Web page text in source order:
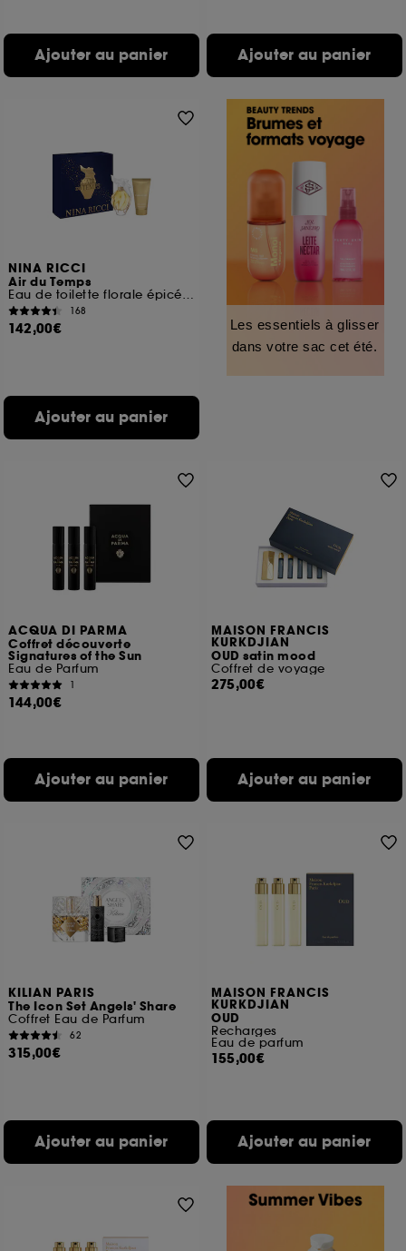
Ajouter au panier Ajouter au panier
NINA RICCI
Air du Temps
Eau de toilette florale épicée et lait pour le corps
168
142,00€
Ajouter au panier
Les essentiels à glisser
dans votre sac cet été.
ACQUA DI PARMA
Coffret découverte
Signatures of the Sun
Eau de Parfum
1
144,00€
Ajouter au panier
MAISON FRANCIS
KURKDJIAN
OUD satin mood
Coffret de voyage
275,00€
Ajouter au panier
KILIAN PARIS
The Icon Set Angels' Share
Coffret Eau de Parfum
62
315,00€
Ajouter au panier
MAISON FRANCIS
KURKDJIAN
OUD
Recharges
Eau de parfum
155,00€
Ajouter au panier